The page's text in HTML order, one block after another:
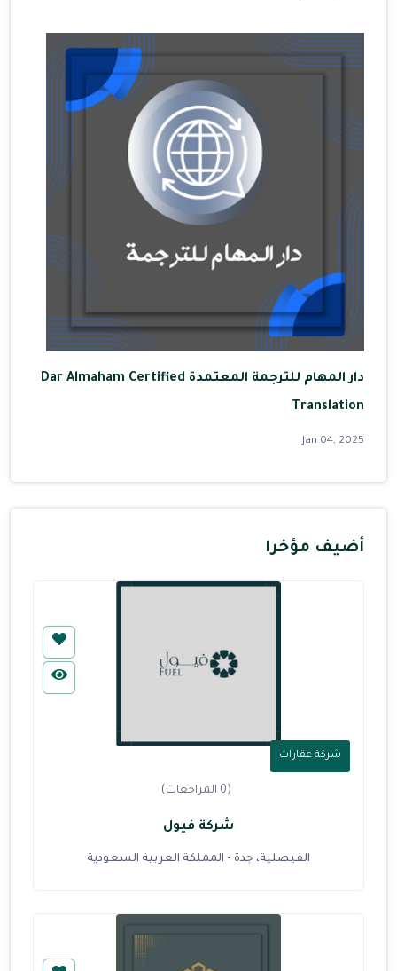
دار المهام للترجمة المعتمدة Dar Almaham Certified
Translation
Jan 04, 2025
أضيف مؤخرا
شركة عقارات
(0 المراجعات)
شركة فيول
الفيصلية، جدة - المملكة العربية السعودية